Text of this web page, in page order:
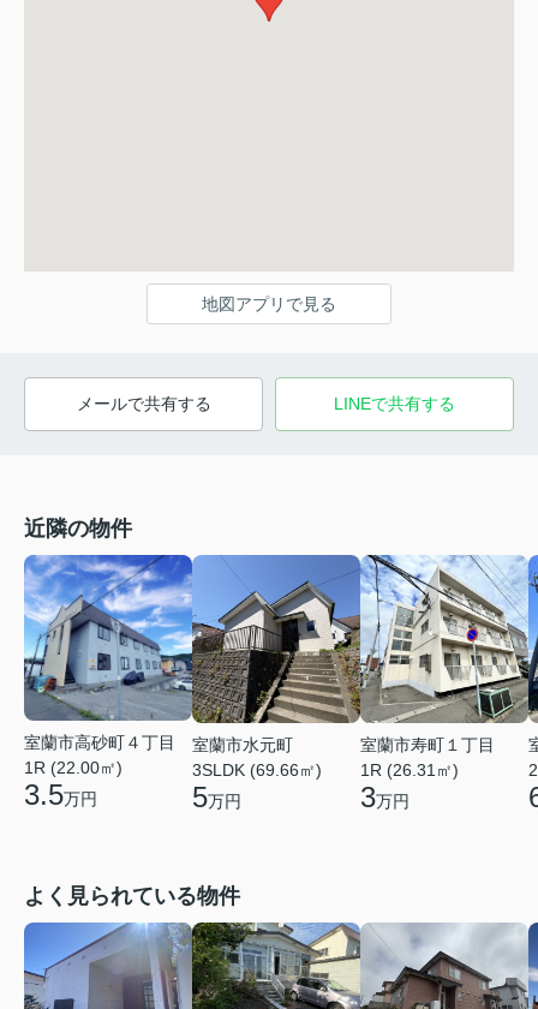
地図アプリで見る
メールで共有する LINEで共有する
近隣の物件
室蘭市高砂町４丁目
1R (22.00㎡)
3.5万円
室蘭市水元町
3SLDK (69.66㎡)
5万円
室蘭市寿町１丁目
1R (26.31㎡)
3万円
よく見られている物件